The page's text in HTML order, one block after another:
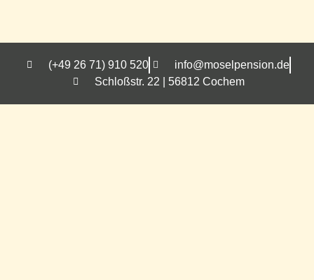
(+49 26 71) 910 520
info@moselpension.de
Schloßstr. 22 | 56812 Cochem